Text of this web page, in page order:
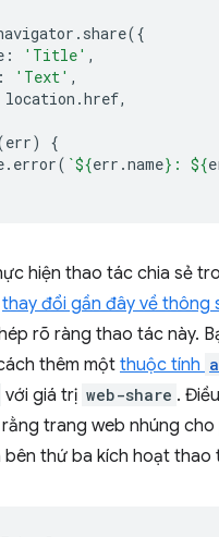
. share({
: 'Title' ,
: 'Text' ,
location .href,
err)
{
. error( `${err .name} : ${
hiện thao tác chia sẻ
thay đổi gần đây về thông
rõ ràng thao tác này.
thêm một thuộc tính
với giá trị web-share .
trang web nhúng
bên thứ ba kích hoạt thao